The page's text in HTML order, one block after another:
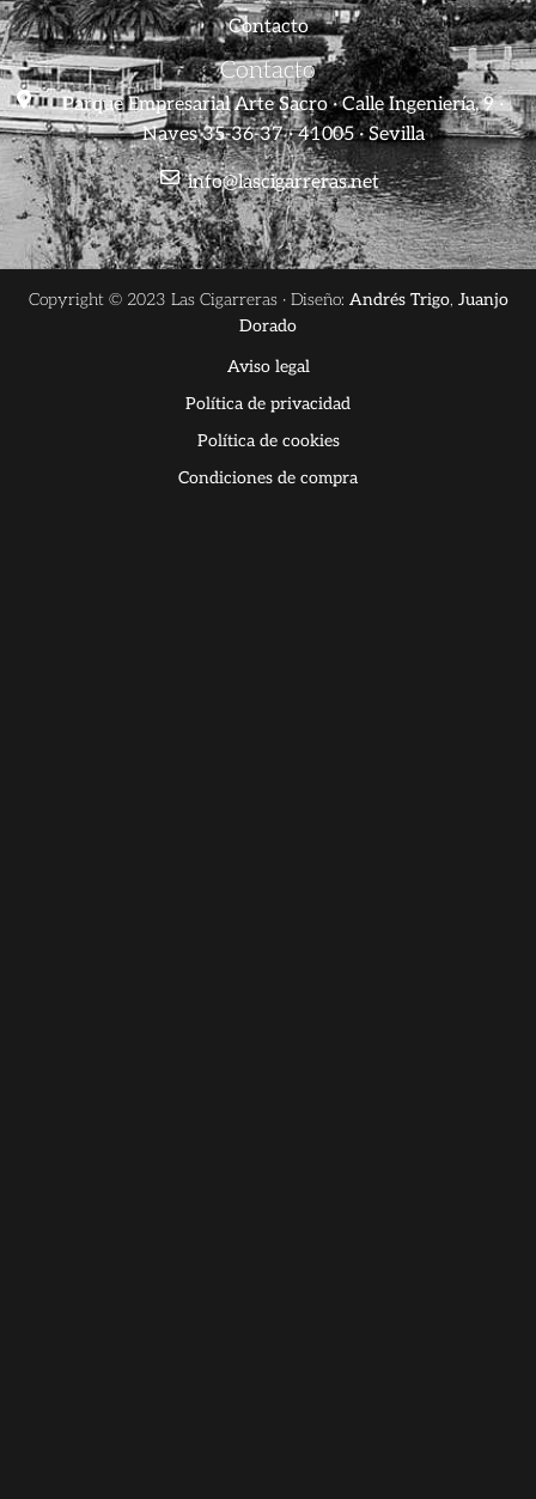
Contacto
Contacto
Parque Empresarial Arte Sacro · Calle Ingeniería, 9 ·
Naves 35-36-37 · 41005 · Sevilla
info@lascigarreras.net
Copyright © 2023 Las Cigarreras · Diseño: Andrés Trigo, Juanjo
Dorado
Aviso legal
Política de privacidad
Política de cookies
Condiciones de compra